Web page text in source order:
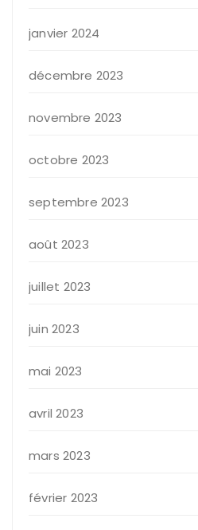
janvier 2024
décembre 2023
novembre 2023
octobre 2023
septembre 2023
août 2023
juillet 2023
juin 2023
mai 2023
avril 2023
mars 2023
février 2023